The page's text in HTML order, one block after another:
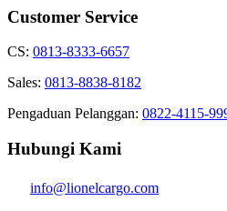
Customer Service
CS: 0813-8333-6657
Sales: 0813-8838-8182
Pengaduan Pelanggan: 0822-4115-
Hubungi Kami
info@lionelcargo.com